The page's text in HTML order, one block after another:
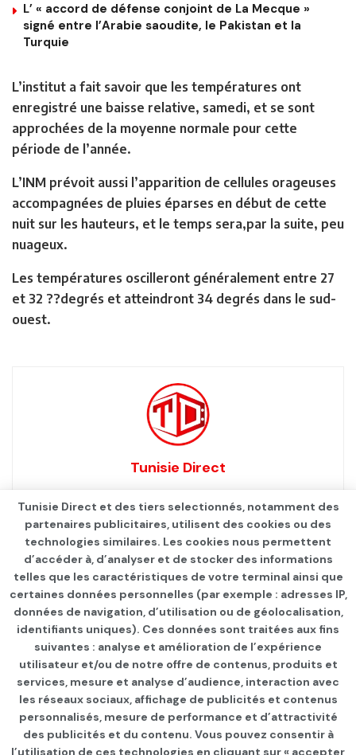
L’ « accord de défense conjoint de La Mecque »
signé entre l’Arabie saoudite, le Pakistan et la
Turquie
L’institut a fait savoir que les températures ont
enregistré une baisse relative, samedi, et se sont
approchées de la moyenne normale pour cette
période de l’année.
L’INM prévoit aussi l’apparition de cellules orageuses
accompagnées de pluies éparses en début de cette
nuit sur les hauteurs, et le temps sera,par la suite, peu
nuageux.
Les températures oscilleront généralement entre 27
et 32 ??degrés et atteindront 34 degrés dans le sud-
ouest.
Tunisie Direct
Qui sommes-nous ? Advertise Contact S’identifier
© 2021TUNISIE DIRECT.
Tunisie Direct et des tiers selectionnés, notamment des
partenaires publicitaires, utilisent des cookies ou des
technologies similaires. Les cookies nous permettent
d’accéder à, d’analyser et de stocker des informations
telles que les caractéristiques de votre terminal ainsi que
certaines données personnelles (par exemple : adresses IP,
données de navigation, d’utilisation ou de géolocalisation,
identifiants uniques). Ces données sont traitées aux fins
suivantes : analyse et amélioration de l’expérience
utilisateur et/ou de notre offre de contenus, produits et
services, mesure et analyse d’audience, interaction avec
les réseaux sociaux, affichage de publicités et contenus
personnalisés, mesure de performance et d’attractivité
des publicités et du contenu. Vous pouvez consentir à
l’utilisation de ces technologies en cliquant sur « accepter